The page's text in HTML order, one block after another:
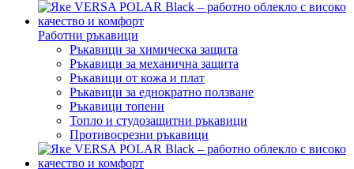
Работни ръкавици
Ръкавици за химическа защита
Ръкавици за механична защита
Ръкавици от кожа и плат
Ръкавици за еднократно ползване
Ръкавици топени
Топло и студозащитни ръкавици
Противосрезни ръкавици